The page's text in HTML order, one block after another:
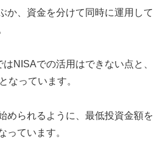
か、資金を分けて同時に運用して
はNISAでの活用はできない点と、
なっています。
められるように、最低投資金額を
っています。